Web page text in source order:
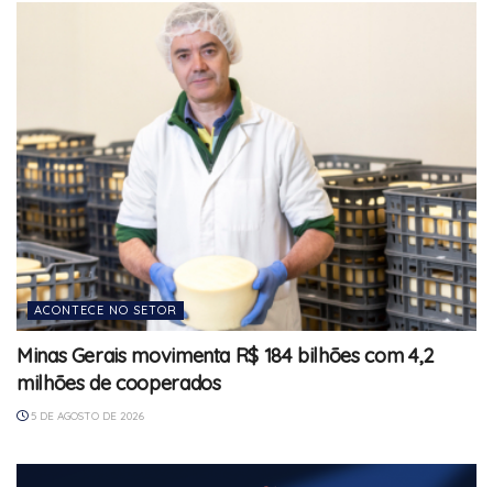
ACONTECE NO SETOR
Minas Gerais movimenta R$ 184 bilhões com 4,2
milhões de cooperados
5 DE AGOSTO DE 2026